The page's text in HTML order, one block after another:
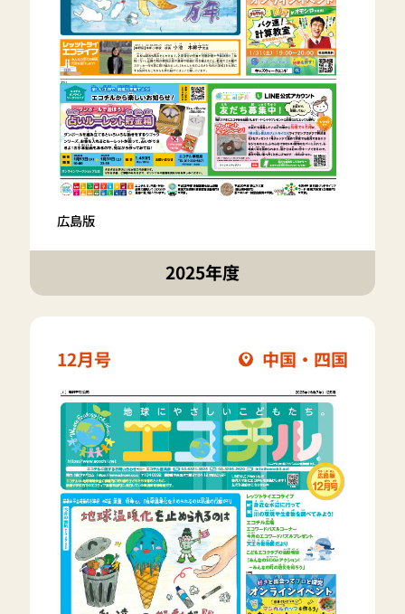
広島版
2025年度
12月号 中国・四国